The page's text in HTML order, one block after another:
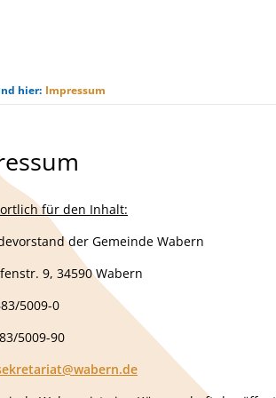
& Leben Bürgerservice &
hier: Impressum
für den Inhalt:
der Gemeinde Wabern
9, 34590 Wabern
5009-0
5009-90